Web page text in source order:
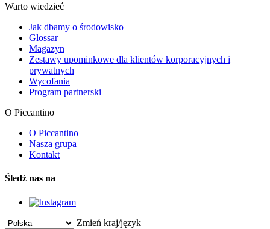
Warto wiedzieć
Jak dbamy o środowisko
Glossar
Magazyn
Zestawy upominkowe dla klientów korporacyjnych i
prywatnych
Wycofania
Program partnerski
O Piccantino
O Piccantino
Nasza grupa
Kontakt
Śledź nas na
Zmień kraj/język